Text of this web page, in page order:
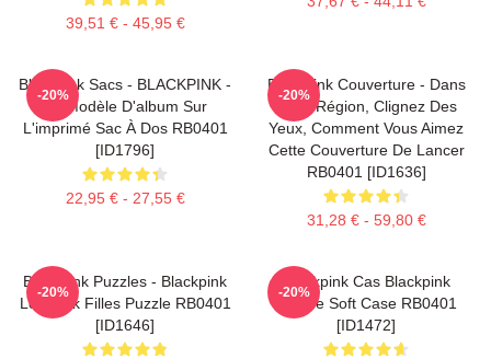
39,51 € - 45,95 €
Blackpink Sacs - BLACKPINK -
Le Modèle D'album Sur
L'imprimé Sac À Dos RB0401
[ID1796]
22,95 € - 27,55 €
-20%
Blackpink Couverture - Dans
Votre Région, Clignez Des
Yeux, Comment Vous Aimez
Cette Couverture De Lancer
RB0401 [ID1636]
31,28 € - 59,80 €
-20%
Blackpink Puzzles - Blackpink
Lovesick Filles Puzzle RB0401
[ID1646]
-20%
Blackpink Cas Blackpink
IPhone Soft Case RB0401
[ID1472]
-20%